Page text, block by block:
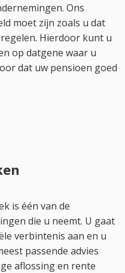
Ons
moet zijn zoals u dat
Hierdoor kunt u
op datgene waar u
dat uw pensioen goed
is één van de
die u neemt. U gaat
verbintenis aan en u
passende advies
aflossing en rente